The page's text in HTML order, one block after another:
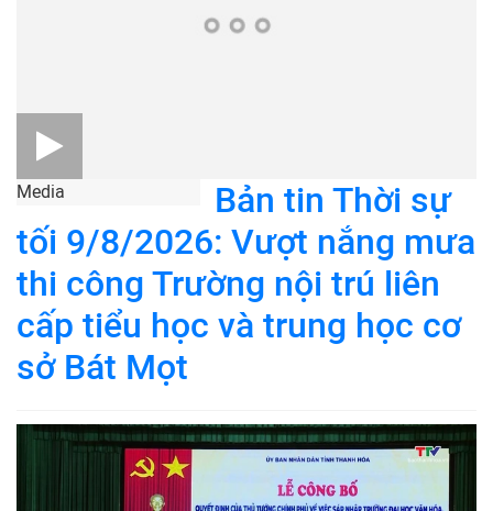
Media
tối 9/8/2026: Vượt nắng mưa
thi công Trường nội trú liên
cấp tiểu học và trung học cơ
sở Bát Mọt